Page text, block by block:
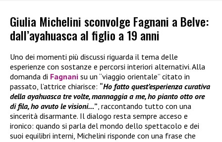
Giulia Michelini sconvolge Fagnani a Belve:
dall’ayahuasca al figlio a 19 anni
Uno dei momenti più discussi riguarda il tema delle
esperienze con sostanze e percorsi interiori alternativi. Alla
domanda di Fagnani su un “viaggio orientale” citato in
passato, l’attrice chiarisce: “Ho fatto quest’esperienza curativa
della ayahuasca tre volte, mannaggia a me, ho pianto otto ore
di fila, ho avuto le visioni…” , raccontando tutto con una
sincerità disarmante. Il dialogo resta sempre acceso e
ironico: quando si parla del mondo dello spettacolo e dei
suoi equilibri interni, Michelini risponde con una frase che